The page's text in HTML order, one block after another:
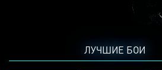
ЛУЧШИЕ БОИ